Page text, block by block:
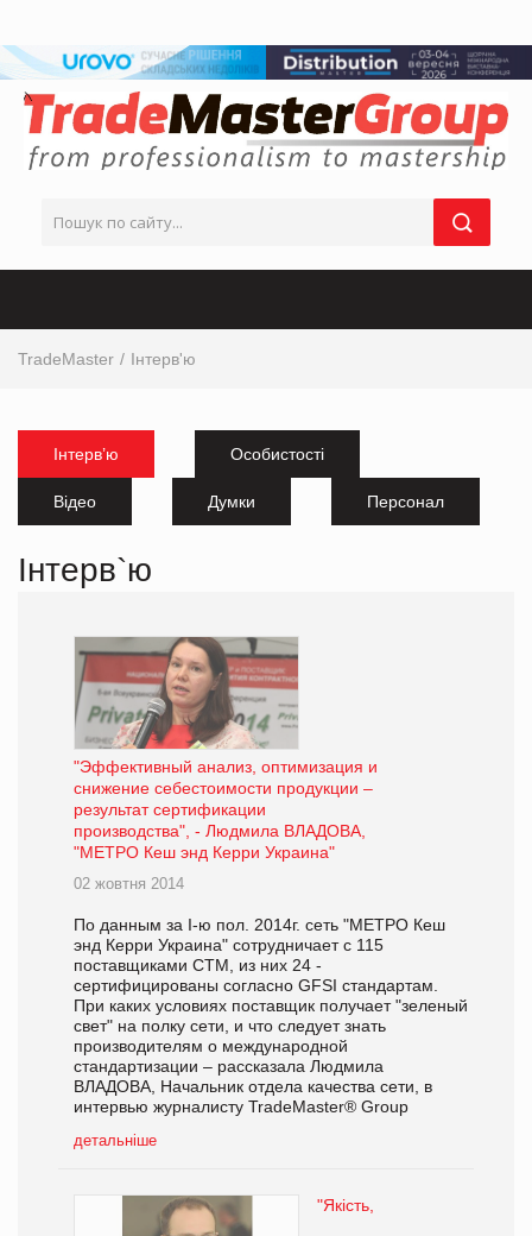
TradeMaster Інтерв'ю
Інтерв’ю Особистості
Відео Думки Персонал
Інтерв`ю
"Эффективный анализ, оптимизация и
снижение себестоимости продукции –
результат сертификации
производства", - Людмила ВЛАДОВА,
"МЕТРО Кеш энд Керри Украина"
02 жовтня 2014
По данным за I-ю пол. 2014г. сеть "МЕТРО Кеш
энд Керри Украина" сотрудничает с 115
поставщиками СТМ, из них 24 -
сертифицированы согласно GFSI стандартам.
При каких условиях поставщик получает "зеленый
свет" на полку сети, и что следует знать
производителям о международной
стандартизации – рассказала Людмила
ВЛАДОВА, Начальник отдела качества сети, в
интервью журналисту TradeMaster® Group
детальніше
"Якість,